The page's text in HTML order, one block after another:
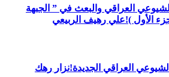
العراقي والبعث في ” الجبهة
الأول )!علي رهيف الربيعي
العراقي الجديدة!نزار رهك